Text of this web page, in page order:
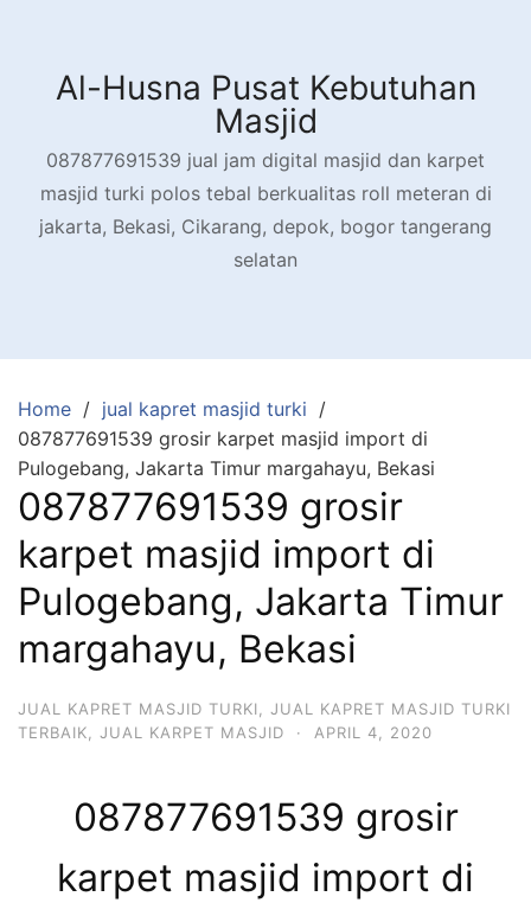
contentAl-Husna Pusat Kebutuhan
Masjid
087877691539 jual jam digital masjid dan karpet
masjid turki polos tebal berkualitas roll meteran di
jakarta, Bekasi, Cikarang, depok, bogor tangerang
selatan
Home
jual kapret masjid turki
087877691539 grosir karpet masjid import di
Pulogebang, Jakarta Timur margahayu, Bekasi
087877691539 grosir
karpet masjid import di
Pulogebang, Jakarta Timur
margahayu, Bekasi
JUAL KAPRET MASJID TURKI
JUAL KAPRET MASJID TURKI
TERBAIK
JUAL KARPET MASJID · APRIL 4, 2020
087877691539 grosir
karpet masjid import di